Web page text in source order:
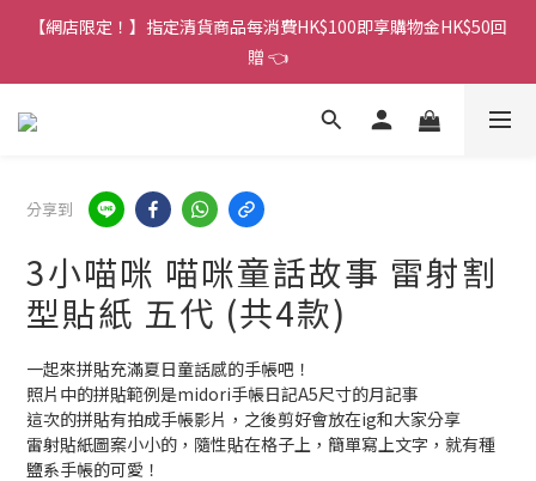
香港訂單金額滿HK$150包平郵｜滿HK$299包易寄取｜滿HK$499
包順豐／京東
【網店限定！】指定清貨商品每消費HK$100即享購物金HK$50回
贈 👈
香港訂單金額滿HK$150包平郵｜滿HK$299包易寄取｜滿HK$499
分享到
3小喵咪 喵咪童話故事 雷射割
型貼紙 五代 (共4款)
一起來拼貼充滿夏日童話感的手帳吧！
照片中的拼貼範例是midori手帳日記A5尺寸的月記事
這次的拼貼有拍成手帳影片，之後剪好會放在ig和大家分享
雷射貼紙圖案小小的，隨性貼在格子上，簡單寫上文字，就有種
鹽系手帳的可愛！